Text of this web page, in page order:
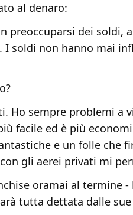
al denaro:
preoccuparsi dei soldi,
I soldi non hanno mai
Ho sempre problemi a
facile ed è più
e un folle che
gli aerei privati mi
oramai al termine -
tutta dettata dalle sue